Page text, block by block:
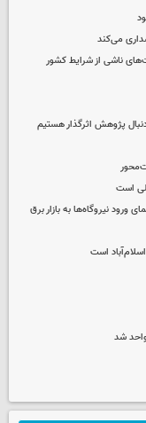
می‌کند
ناشی از شرایط کشور
پژوهش اثرگذار هستیم
است
نیروگاه‌ها به بازار برق
است